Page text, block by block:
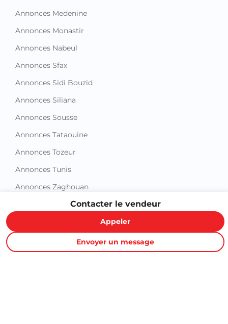
Contacter le vendeur
Appeler
Envoyer un message
Annonces Medenine
Annonces Monastir
Annonces Nabeul
Annonces Sfax
Annonces Sidi Bouzid
Annonces Siliana
Annonces Sousse
Annonces Tataouine
Annonces Tozeur
Annonces Tunis
Annonces Zaghouan